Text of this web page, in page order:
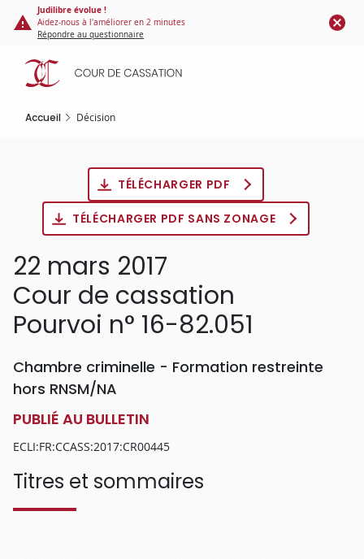
Panneau de gestion des cookies
contenu
principal
Judilibre évolue !
Aidez-nous à l'améliorer en 2 minutes
Répondre au questionnaire
Accueil Décision
TÉLÉCHARGER PDF
TÉLÉCHARGER PDF SANS ZONAGE
22 mars 2017
Cour de cassation
Pourvoi n° 16-82.051
Chambre criminelle - Formation restreinte
hors RNSM/NA
PUBLIÉ AU BULLETIN
ECLI:FR:CCASS:2017:CR00445
Titres et sommaires